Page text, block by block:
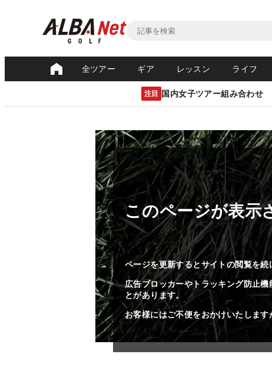
全ツアー ギア レッスン ライフ
注目 国内女子ツアー組み合わせ
このページが表示
ページを更新するとサイトの閲覧を続
広告ブロッカーやトラッキング防止
とがあります。
お客様にはご不便をおかけいたします